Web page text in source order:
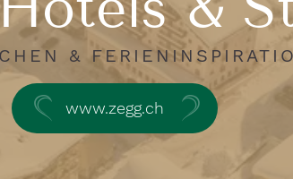
&
www.zegg.ch